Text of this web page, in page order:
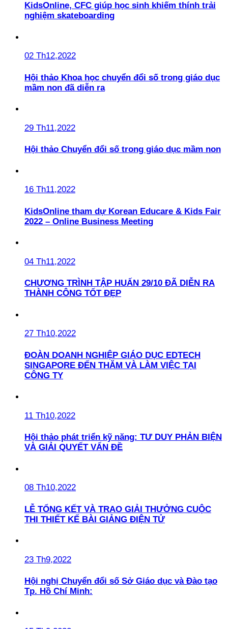
KidsOnline, CFC giúp học sinh khiếm thính trải
nghiệm skateboarding
02 Th12,2022
Hội thảo Khoa học chuyển đổi số trong giáo dục
mầm non đã diễn ra
29 Th11,2022
Hội thảo Chuyển đổi số trong giáo dục mầm non
16 Th11,2022
KidsOnline tham dự Korean Educare & Kids Fair
2022 – Online Business Meeting
04 Th11,2022
CHƯƠNG TRÌNH TẬP HUẤN 29/10 ĐÃ DIỄN RA
THÀNH CÔNG TỐT ĐẸP
27 Th10,2022
ĐOÀN DOANH NGHIỆP GIÁO DỤC EDTECH
SINGAPORE ĐẾN THĂM VÀ LÀM VIỆC TẠI
CÔNG TY
11 Th10,2022
Hội thảo phát triển kỹ năng: TƯ DUY PHẢN BIỆN
VÀ GIẢI QUYẾT VẤN ĐỀ
08 Th10,2022
LỄ TỔNG KẾT VÀ TRAO GIẢI THƯỞNG CUỘC
THI THIẾT KẾ BÀI GIẢNG ĐIỆN TỬ
23 Th9,2022
Hội nghị Chuyển đổi số Sở Giáo dục và Đào tạo
Tp. Hồ Chí Minh: